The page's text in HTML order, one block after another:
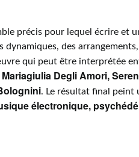
précis pour lequel écrire et
des
qui peut être interprétée
Mariagiulia Degli Amori,
. Le résultat final peint
électronique,